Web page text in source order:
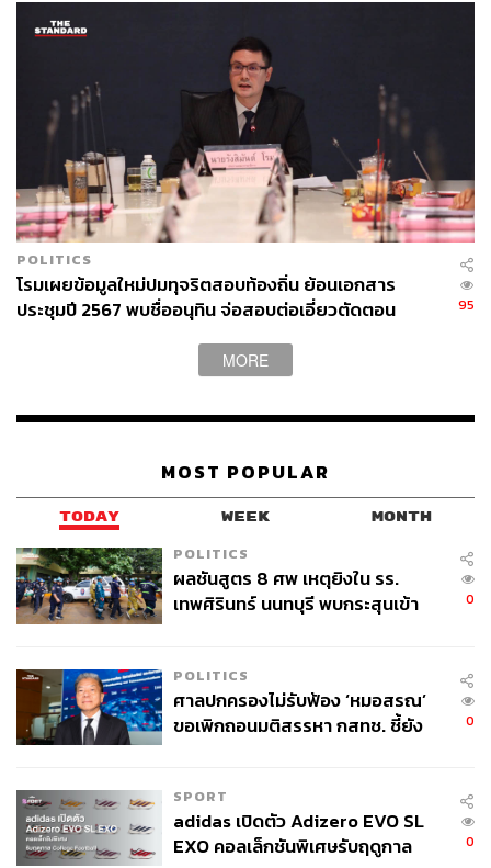
POLITICS
โรมเผยข้อมูลใหม่ปมทุจริตสอบท้องถิ่น ย้อนเอกสาร
ประชุมปี 2567 พบชื่ออนุทิน จ่อสอบต่อเอี่ยวตัดตอน
95
MORE
MOST POPULAR
TODAY WEEK MONTH
POLITICS
ผลชันสูตร 8 ศพ เหตุยิงใน รร.
เทพศิรินทร์ นนทบุรี พบกระสุนเข้า
0
POLITICS
ศาลปกครองไม่รับฟ้อง ‘หมอสรณ’
ขอเพิกถอนมติสรรหา กสทช. ชี้ยัง
0
SPORT
adidas เปิดตัว Adizero EVO SL
EXO คอลเล็กชันพิเศษรับฤดูกาล
0